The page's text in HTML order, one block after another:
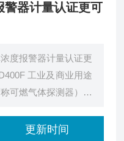
警器计量认证更可
度报警器计量认证更
工业及商业用途
可燃气体探测器）广
储存、使用等室内外
更新时间